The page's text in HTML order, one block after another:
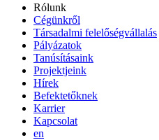
Rólunk
Cégünkről
Társadalmi felelőségvállalás
Pályázatok
Tanúsításaink
Projektjeink
Hírek
Befektetőknek
Karrier
Kapcsolat
en